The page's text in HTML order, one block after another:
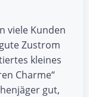
viele Kunden
Zustrom
kleines
Charme“
gut,